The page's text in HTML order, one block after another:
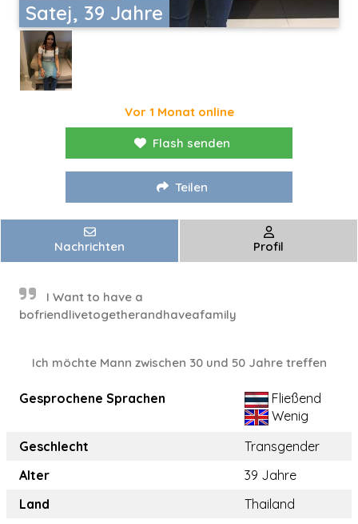
Satej, 39 Jahre
Vor 1 Monat online
Flash senden
Teilen
Nachrichten Profil
I Want to have a
bofriendlivetogetherandhaveafamily
Ich möchte Mann zwischen 30 und 50 Jahre treffen
Gesprochene Sprachen
Fließend
Wenig
Geschlecht
Transgender
Alter
39 Jahre
Land
Thailand